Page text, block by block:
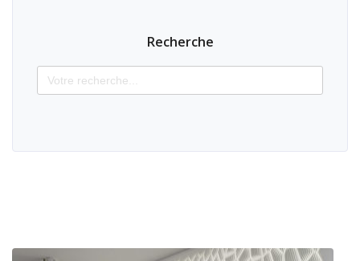
Recherche
Search
for: